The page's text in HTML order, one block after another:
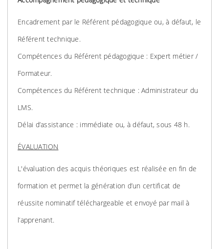
Encadrement par le Référent pédagogique ou, à défaut, le
Référent technique.
Compétences du Référent pédagogique : Expert métier /
Formateur.
Compétences du Référent technique : Administrateur du
LMS.
Délai d’assistance : immédiate ou, à défaut, sous 48 h.
ÉVALUATION
L'évaluation des acquis théoriques est réalisée en fin de
formation et permet la génération d’un certificat de
réussite nominatif téléchargeable et envoyé par mail à
l’apprenant.